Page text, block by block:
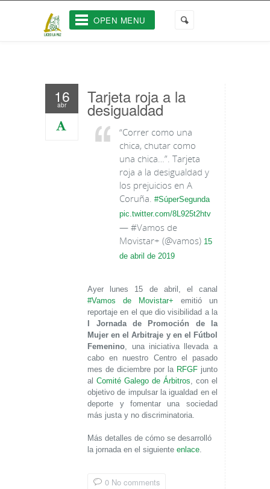
OPEN MENU
16
abr Tarjeta roja a la
desigualdad
“Correr como una
chica, chutar como
una chica…”. Tarjeta
roja a la desigualdad y
los prejuicios en A
Coruña.#SúperSegunda
pic.twitter.com/8L925t2htv
— #Vamos de
Movistar+ (@vamos) 15
de abril de 2019
Ayer lunes 15 de abril, el canal
#Vamos de Movistar+ emitió un
reportaje en el que dio visibilidad a la
I Jornada de Promoción de la
Mujer en el Arbitraje y en el Fútbol
Femenino, una iniciativa llevada a
cabo en nuestro Centro el pasado
mes de diciembre por la RFGFjunto
alComité Galego de Árbitros, con el
objetivo de impulsar la igualdad en el
deporte y fomentar una sociedad
más justa y no discriminatoria.
Más detalles de cómo se desarrolló
la jornada en el siguienteenlace.
0 No comments